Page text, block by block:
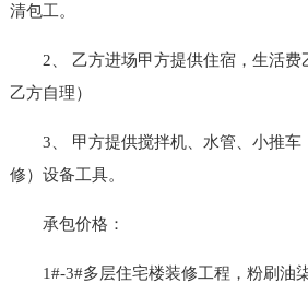
清包工。
2、 乙方进场甲方提供住宿，生活
乙方自理）
3、 甲方提供搅拌机、水管、小推车
修）设备工具。
承包价格：
1#-3#多层住宅楼装修工程，粉刷油